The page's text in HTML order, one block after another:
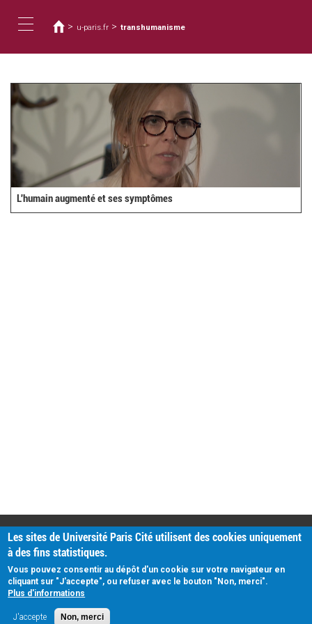
容
navigation
在
這
裡
> u-paris.fr > transhumanisme
L'humain augmenté et ses symptômes
PRATIQUE
Plan d'accès
Intranet
Mentions légales
Données personnelles
Les sites de Université Paris Cité utilisent des cookies uniquement
à des fins statistiques.
Vous pouvez consentir au dépôt d'un cookie sur votre navigateur en
cliquant sur "J'accepte", ou refuser avec le bouton "Non, merci".
Plus d'informations
J'accepte Non, merci